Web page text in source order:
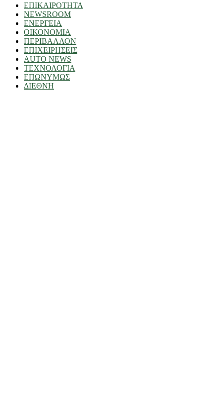
ΕΠΙΚΑΙΡΟΤΗΤΑ
NEWSROOM
ΕΝΕΡΓΕΙΑ
ΟΙΚΟΝΟΜΙΑ
ΠΕΡΙΒΑΛΛΟΝ
ΕΠΙΧΕΙΡΗΣΕΙΣ
AUTO NEWS
ΤΕΧΝΟΛΟΓΙΑ
ΕΠΩΝΥΜΩΣ
ΔΙΕΘΝΗ